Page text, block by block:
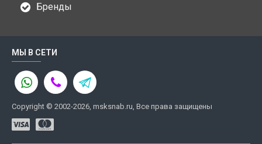
Бренды
МЫ В СЕТИ
Copyright © 2002-2026, msksnab.ru, Все права защищены